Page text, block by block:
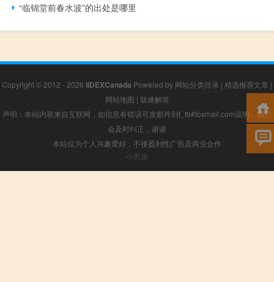
“临锦堂前春水波”的出处是哪里
Copyright © 2012 - 2026 IIDEXCanada Powered by 网站分类目录 | 精选推荐文章 |
网站地图 | 疑难解答
声明：本站内容来自互联网，如信息有错误可发邮件到f_fb#foxmail.com说明，我们
会及时纠正，谢谢
本站仅为个人兴趣爱好，不接盈利性广告及商业合作
小男孩